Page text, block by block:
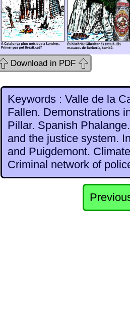
Download in PDF
Keywords : Valle de la
Fallen. Demonstrations
Pillar. Spanish
and the justice system.
and Puigdemont.
Criminal network of